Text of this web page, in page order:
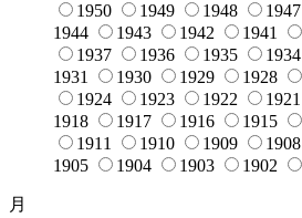
1950
1949 1948 1947
1944
1943 1942 1941
1937
1936 1935 1934
1931
1930 1929 1928
1924
1923 1922 1921
1918
1917 1916 1915
1911
1910 1909 1908
1905
1904 1903 1902
月